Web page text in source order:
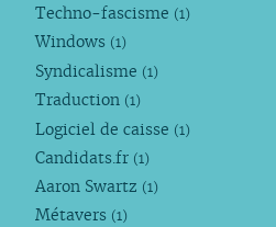
Techno-fascisme (1)
Windows (1)
Syndicalisme (1)
Traduction (1)
Logiciel de caisse (1)
Candidats.fr (1)
Aaron Swartz (1)
Métavers (1)